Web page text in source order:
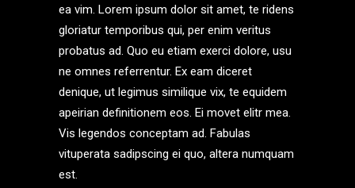
ea vim. Lorem ipsum dolor sit amet, te ridens
gloriatur temporibus qui, per enim veritus
probatus ad. Quo eu etiam exerci dolore, usu
ne omnes referrentur. Ex eam diceret
denique, ut legimus similique vix, te equidem
apeirian definitionem eos. Ei movet elitr mea.
Vis legendos conceptam ad. Fabulas
vituperata sadipscing ei quo, altera numquam
est.